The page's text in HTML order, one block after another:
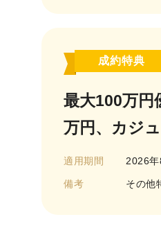
成約特典
最大100万円
万円、カジ
適用期間 2026年
備考 その他